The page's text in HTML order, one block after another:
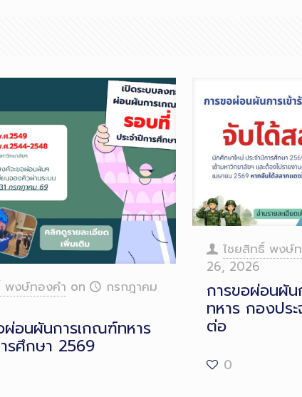
พงษ์ทองคำ on
กรกฎาคม
ผ่อนผันการเกณฑ์ทหาร
รศึกษา 2569
ไชยสิทธิ์ พงษ์
26, 2026
การขอผ่อนผัน
ทหาร กองปร
ต่อ
0